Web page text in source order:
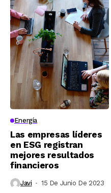
Energía
Las empresas líderes
en ESG registran
mejores resultados
financieros
Javi 15 De Junio De 2023